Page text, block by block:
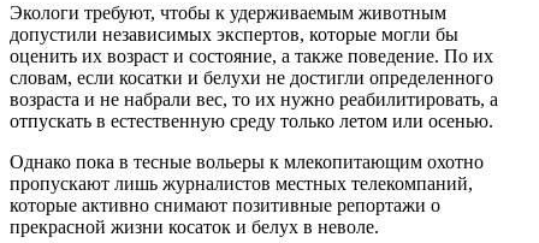
Экологи требуют, чтобы к удерживаемым животным
допустили независимых экспертов, которые могли бы
оценить их возраст и состояние, а также поведение. По их
словам, если косатки и белухи не достигли определенного
возраста и не набрали вес, то их нужно реабилитировать, а
отпускать в естественную среду только летом или осенью.
Однако пока в тесные вольеры к млекопитающим охотно
пропускают лишь журналистов местных телекомпаний,
которые активно снимают позитивные репортажи о
прекрасной жизни косаток и белух в неволе.